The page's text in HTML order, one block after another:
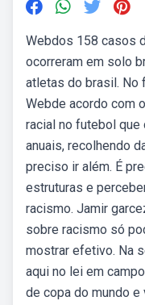
Webdos 158 casos
ocorreram em solo
atletas do brasil. No
Webde acordo com
racial no futebol
anuais, recolhendo
preciso ir além. É
estruturas e
racismo. Jamir
sobre racismo só
mostrar efetivo. Na
aqui no lei em
de copa do mundo